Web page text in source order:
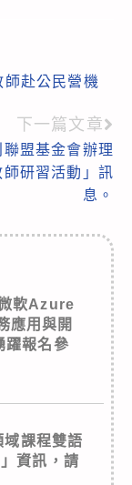
赴公民營機
下一篇文章
盟基金會辦理
師研習活動」訊
息。
軟Azure
應用與開
躍報名參
課程雙語
資訊，請